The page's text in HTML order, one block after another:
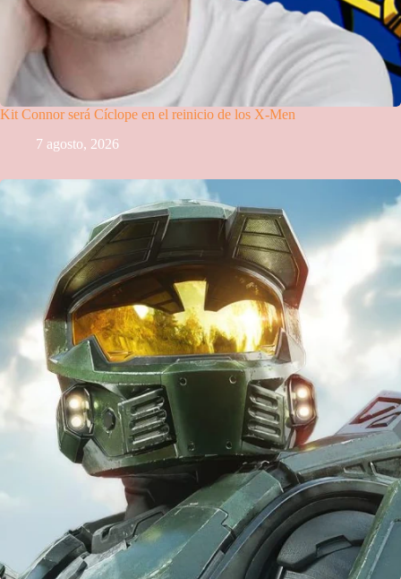
Kit Connor será Cíclope en el reinicio de los X-Men
7 agosto, 2026